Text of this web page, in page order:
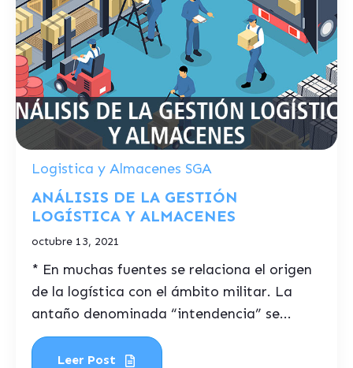
Logistica y Almacenes SGA
ANÁLISIS DE LA GESTIÓN
LOGÍSTICA Y ALMACENES
octubre 13, 2021
* En muchas fuentes se relaciona el origen
de la logística con el ámbito militar. La
antaño denominada “intendencia” se...
Leer Post